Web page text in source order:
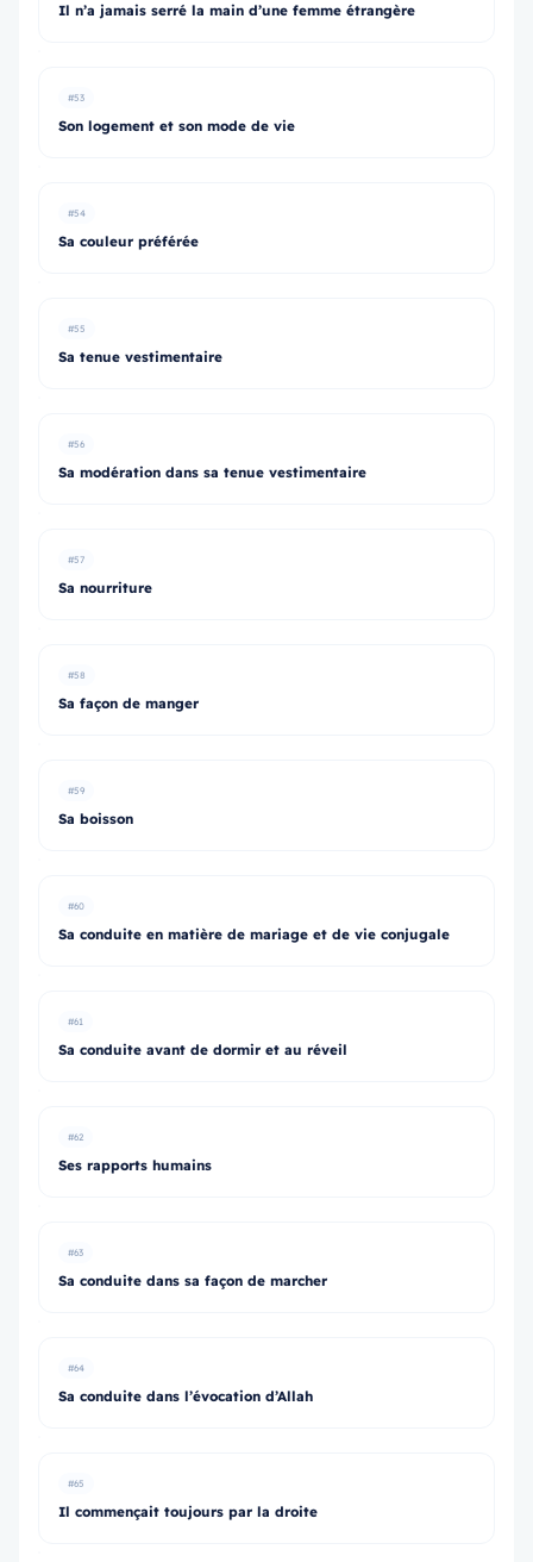
Il n’a jamais serré la main d’une femme étrangère
#53
Son logement et son mode de vie
#54
Sa couleur préférée
#55
Sa tenue vestimentaire
#56
Sa modération dans sa tenue vestimentaire
#57
Sa nourriture
#58
Sa façon de manger
#59
Sa boisson
#60
Sa conduite en matière de mariage et de vie conjugale
#61
Sa conduite avant de dormir et au réveil
#62
Ses rapports humains
#63
Sa conduite dans sa façon de marcher
#64
Sa conduite dans l’évocation d’Allah
#65
Il commençait toujours par la droite